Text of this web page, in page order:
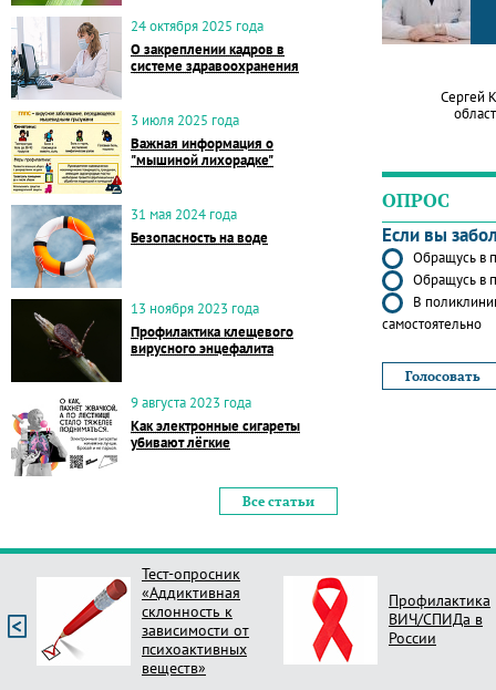
24 октября 2025 года
О закреплении кадров в
системе здравоохранения
3 июля 2025 года
Важная информация о
"мышиной лихорадке"
31 мая 2024 года
Безопасность на воде
13 ноября 2023 года
Профилактика клещевого
вирусного энцефалита
9 августа 2023 года
Как электронные сигареты
убивают лёгкие
Все статьи
Сергей
ОПРОС
Если вы
Обращусь в
Обращусь в
В
самостоятельно
Тест-опросник
«Аддиктивная
склонность к
зависимости от
психоактивных
веществ»
Профилактика
ВИЧ/СПИДа в
России